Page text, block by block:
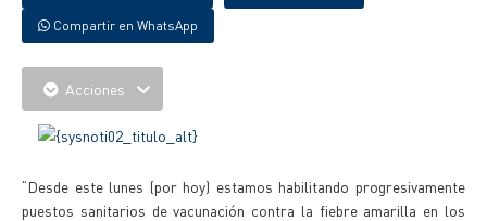
Compartir en WhatsApp
Acciones
“Desde este lunes (por hoy) estamos habilitando progresivamente
puestos sanitarios de vacunación contra la fiebre amarilla en los